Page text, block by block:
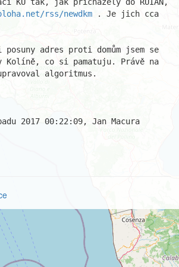
rss/newdkm . Je jich cca
posuny adres proti domům jsem se
Kolíně, co si pamatuju. Právě na
algoritmus.
2017 00:22:09, Jan Macura